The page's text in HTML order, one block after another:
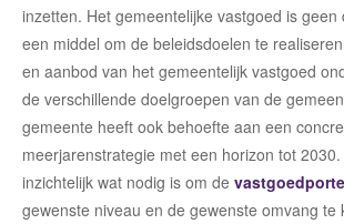
inzetten. Het gemeentelijke vastgoed is
een middel om de beleidsdoelen te
en aanbod van het gemeentelijk vastgoed
de verschillende doelgroepen van de
gemeente heeft ook behoefte aan een
meerjarenstrategie met een horizon tot
inzichtelijk wat nodig is om de
gewenste niveau en de gewenste omvang te